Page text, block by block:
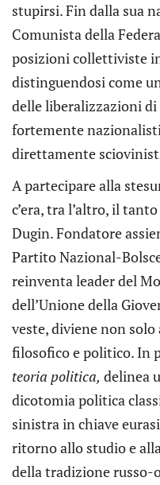
stupirsi. Fin dalla sua
Comunista della
posizioni collettiviste
distinguendosi come
delle liberalizzazioni
fortemente
direttamente
A partecipare alla
c’era, tra l’altro, il
Dugin. Fondatore
Partito Nazional-
reinventa leader del
dell’Unione della
veste, diviene non
filosofico e politico. In
teoria politica, delinea
dicotomia politica
sinistra in chiave
ritorno allo studio e
della tradizione russo-